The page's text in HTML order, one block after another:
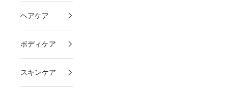
ヘアケア
ボディケア
スキンケア